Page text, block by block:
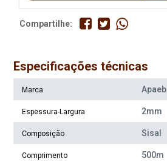
Compartilhe:
Especificações técnicas
Marca Apaeb
Espessura-Largura 2mm
Composição Sisal
Comprimento 500m